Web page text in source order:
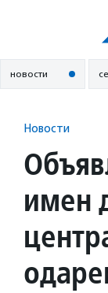
новости
Новости
имен